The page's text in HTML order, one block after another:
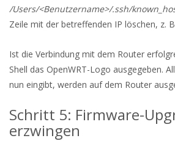
/Users/<Benutzername>/.ssh/
Zeile mit der betreffenden IP löschen, z.
Ist die Verbindung mit dem Router
Shell das OpenWRT-Logo ausgegeben.
nun eingibt, werden auf dem Router
Schritt 5: Firmware-
erzwingen